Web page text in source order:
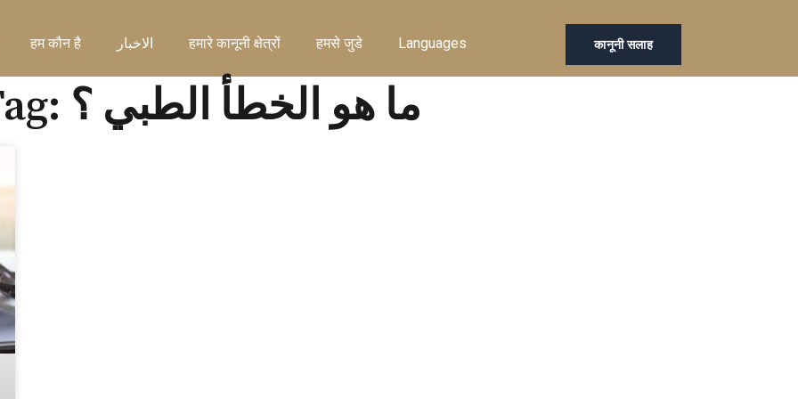
हम कौन है الاخبار हमारे कानूनी क्षेत्रों हमसे जुडे Languages कानूनी सलाह
Tag: ما هو الخطأ الطبي ؟